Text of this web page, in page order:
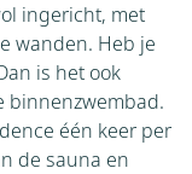
ingericht, met
wanden. Heb je
is het ook
binnenzwembad.
één keer per
de sauna en